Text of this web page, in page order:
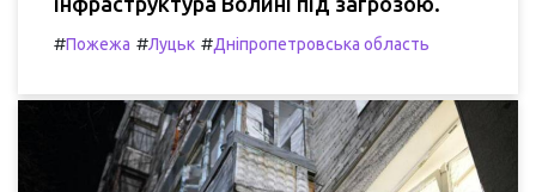
#Пожежа #Луцьк #Дніпропетровська область